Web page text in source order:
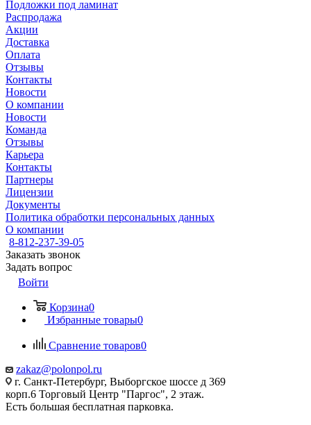
Подложки под ламинат
Распродажа
Акции
Доставка
Оплата
Отзывы
Контакты
Новости
О компании
Новости
Команда
Отзывы
Карьера
Контакты
Партнеры
Лицензии
Документы
Политика обработки персональных данных
О компании
8-812-237-39-05
Заказать звонок
Задать вопрос
Войти
Корзина0
Избранные товары0
Сравнение товаров0
zakaz@polonpol.ru
г. Санкт-Петербург, Выборгское шоссе д 369
корп.6 Торговый Центр "Паргос", 2 этаж.
Есть большая бесплатная парковка.